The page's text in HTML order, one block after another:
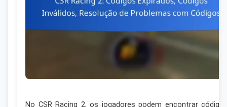
No CSR Racing 2, os jogadores podem encontrar